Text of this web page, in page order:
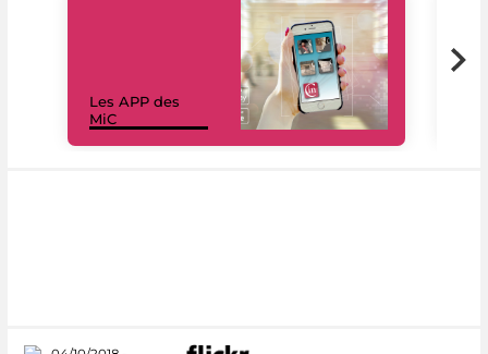
Les APP des
MiC